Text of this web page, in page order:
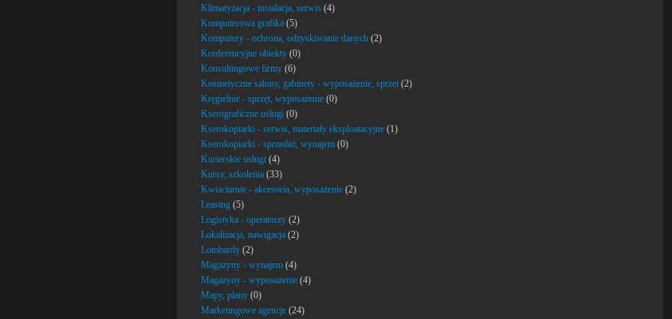
Klimatyzacja - instalacja, serwis (4)
Komputerowa grafika (5)
Komputery - ochrona, odzyskiwanie danych (2)
Konferencyjne obiekty (0)
Konsultingowe firmy (6)
Kosmetyczne salony, gabinety - wyposażenie, sprzęt (2)
Kręgielnie - sprzęt, wyposażenie (0)
Kserograficzne usługi (0)
Kserokopiarki - serwis, materiały eksploatacyjne (1)
Kserokopiarki - sprzedaż, wynajem (0)
Kurierskie usługi (4)
Kursy, szkolenia (33)
Kwiaciarnie - akcesoria, wyposażenie (2)
Leasing (5)
Logistyka - operatorzy (2)
Lokalizacja, nawigacja (2)
Lombardy (2)
Magazyny - wynajem (4)
Magazyny - wyposażenie (4)
Mapy, plany (0)
Marketingowe agencje (24)